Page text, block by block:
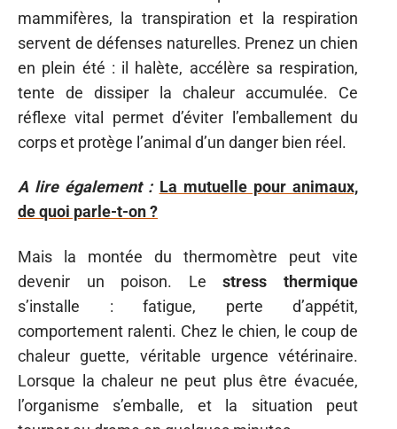
mammifères, la transpiration et la respiration
servent de défenses naturelles. Prenez un chien
en plein été : il halète, accélère sa respiration,
tente de dissiper la chaleur accumulée. Ce
réflexe vital permet d’éviter l’emballement du
corps et protège l’animal d’un danger bien réel.
A lire également : La mutuelle pour animaux,
de quoi parle-t-on ?
Mais la montée du thermomètre peut vite
devenir un poison. Lestress thermique
s’installe : fatigue, perte d’appétit,
comportement ralenti. Chez le chien, le coup de
chaleur guette, véritable urgence vétérinaire.
Lorsque la chaleur ne peut plus être évacuée,
l’organisme s’emballe, et la situation peut